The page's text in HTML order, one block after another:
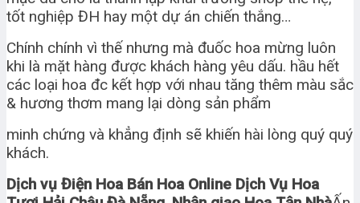
tốt nghiệp ĐH hay một dự án chiến thắng…
Chính chính vì thế nhưng mà đuốc hoa mừng luôn
khi là mặt hàng được khách hàng yêu dấu. hầu hết
các loại hoa đc kết hợp với nhau tăng thêm màu sắc
& hương thơm mang lại dòng sản phẩm
minh chứng và khẳng định sẽ khiến hài lòng quý quý
khách.
Dịch vụ Điện Hoa Bán Hoa Online Dịch Vụ Hoa